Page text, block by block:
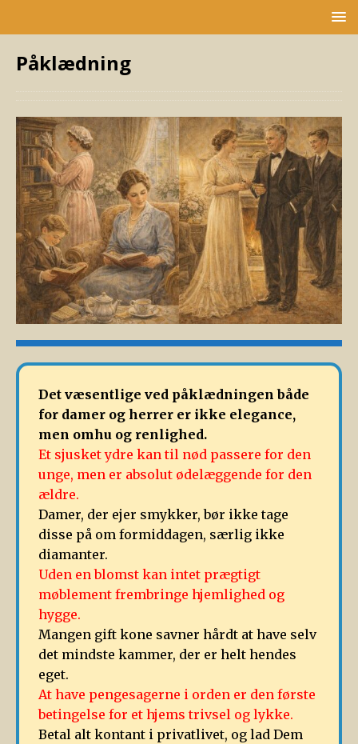
Påklædning
Det væsentlige ved påklædningen både
for damer og herrer er ikke elegance,
men omhu og renlighed.
Et sjusket ydre kan til nød passere for den
unge, men er absolut ødelæggende for den
ældre.
Damer, der ejer smykker, bør ikke tage
disse på om formiddagen, særlig ikke
diamanter.
Uden en blomst kan intet prægtigt
møblement frembringe hjemlighed og
hygge.
Mangen gift kone savner hårdt at have selv
det mindste kammer, der er helt hendes
eget.
At have pengesagerne i orden er den første
betingelse for et hjems trivsel og lykke.
Betal alt kontant i privatlivet, og lad Dem